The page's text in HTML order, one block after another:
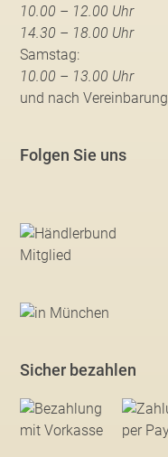
10.00 – 12.00 Uhr
14.30 – 18.00 Uhr
Samstag:
10.00 – 13.00 Uhr
und nach Vereinbarung
Folgen Sie uns
Sicher bezahlen